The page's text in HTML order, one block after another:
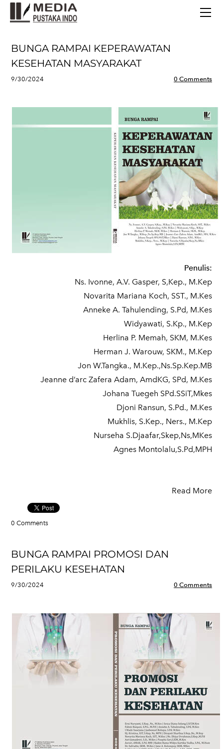
BUNGA RAMPAI KEPERAWATAN
KESEHATAN MASYARAKAT
9/30/2024 0 Comments
Penulis:
Ns. Ivonne, A.V. Gasper, S,Kep., M.Kep
Novarita Mariana Koch, SST., M.Kes
Anneke A. Tahulending, S.Pd, M.Kes
Widyawati, S.Kp., M.Kep
Herlina P. Memah, SKM, M.Kes
Herman J. Warouw, SKM., M.Kep
Jon W.Tangka., M.Kep.,Ns.Sp.Kep.MB
Jeanne d’arc Zafera Adam, AmdKG, SPd, M.Kes
Johana Tuegeh SPd.SSiT,Mkes
Djoni Ransun, S.Pd., M.Kes
Mukhlis, S.Kep., Ners., M.Kep
Nurseha S.Djaafar,Skep,Ns,MKes
Agnes Montolalu,S.Pd,MPH
Read More
0 Comments
BUNGA RAMPAI PROMOSI DAN
PERILAKU KESEHATAN
9/30/2024 0 Comments